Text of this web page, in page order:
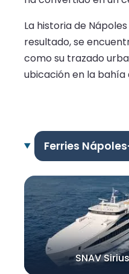
La historia de
resultado, se
como su trazado
ubicación en la bahía
Ferries
SNAV Sirius